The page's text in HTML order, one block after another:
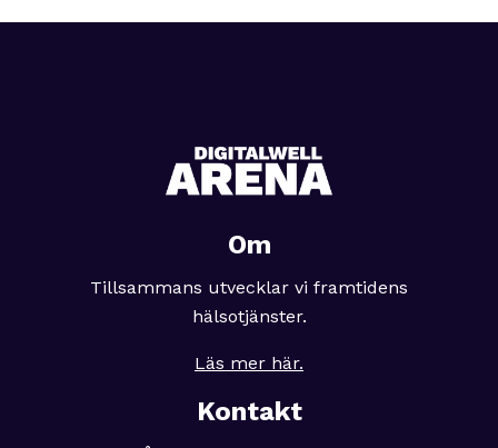
Om
Tillsammans utvecklar vi framtidens
hälsotjänster.
Läs mer här.
Kontakt